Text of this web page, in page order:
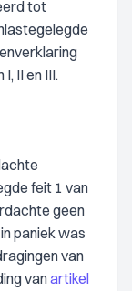
tot
II en III.
feit 1 van
geen
paniek was
van
vanartikel